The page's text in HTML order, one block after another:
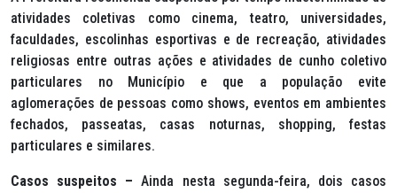
atividades coletivas como cinema, teatro, universidades,
faculdades, escolinhas esportivas e de recreação, atividades
religiosas entre outras ações e atividades de cunho coletivo
particulares no Município e que a população evite
aglomerações de pessoas como shows, eventos em ambientes
fechados, passeatas, casas noturnas, shopping, festas
particulares e similares.
Casos suspeitos – Ainda nesta segunda-feira, dois casos